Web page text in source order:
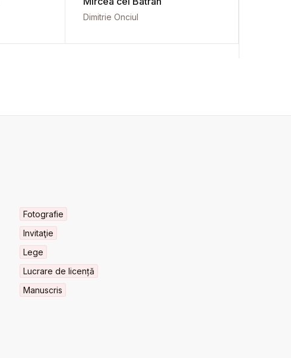
Dimitrie Onciul
Fotografie
Invitaţie
Lege
Lucrare de licență
Manuscris